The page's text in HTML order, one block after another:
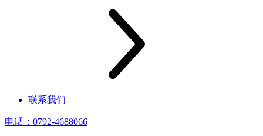
联系我们
电话：0792-4688066